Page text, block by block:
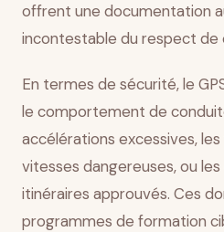
offrent une documentation
incontestable du respect de
En termes de sécurité, le
le comportement de
accélérations excessives,
vitesses dangereuses, ou
itinéraires approuvés. Ces
programmes de formation